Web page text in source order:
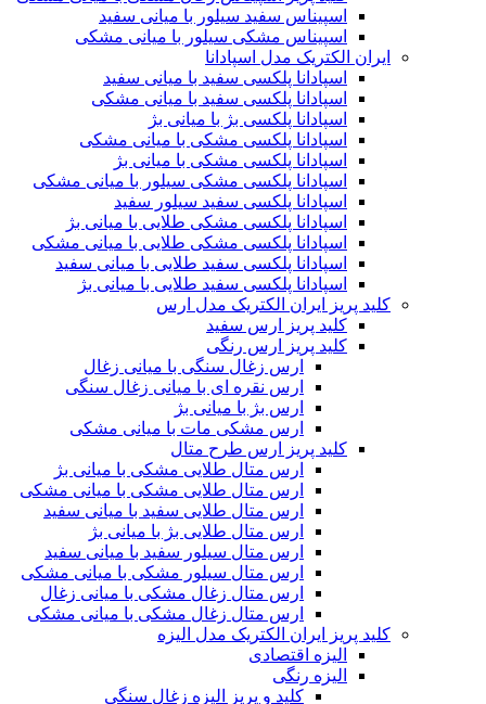
اسپیناس سفید سیلور با میانی سفید
اسپیناس مشکی سیلور با میانی مشکی
ایران الکتریک مدل اسپادانا
اسپادانا پلکسی سفید با میانی سفید
اسپادانا پلکسی سفید با میانی مشکی
اسپادانا پلکسی بژ با میانی بژ
اسپادانا پلکسی مشکی با میانی مشکی
اسپادانا پلکسی مشکی با میانی بژ
اسپادانا پلکسی مشکی سیلور با میانی مشکی
اسپادانا پلکسی سفید سیلور سفید
اسپادانا پلکسی مشکی طلایی با میانی بژ
اسپادانا پلکسی مشکی طلایی با میانی مشکی
اسپادانا پلکسی سفید طلایی با میانی سفید
اسپادانا پلکسی سفید طلایی با میانی بژ
کلید پریز ایران الکتریک مدل ارس
کلید پریز ارس سفید
کلید پریز ارس رنگی
ارس زغال سنگی با میانی زغال
ارس نقره ای با میانی زغال سنگی
ارس بژ با میانی بژ
ارس مشکی مات با میانی مشکی
کلید پریز ارس طرح متال
ارس متال طلایی مشکی با میانی بژ
ارس متال طلایی مشکی با میانی مشکی
ارس متال طلایی سفید با میانی سفید
ارس متال طلایی بژ با میانی بژ
ارس متال سیلور سفید با میانی سفید
ارس متال سیلور مشکی با میانی مشکی
ارس متال زغال مشکی با میانی زغال
ارس متال زغال مشکی با میانی مشکی
کلید پریز ایران الکتریک مدل الیزه
الیزه اقتصادی
الیزه رنگی
کلید و پریز الیزه زغال سنگی